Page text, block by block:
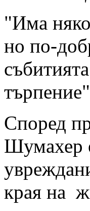
"Има
но по-
Според
Шумахер
края на